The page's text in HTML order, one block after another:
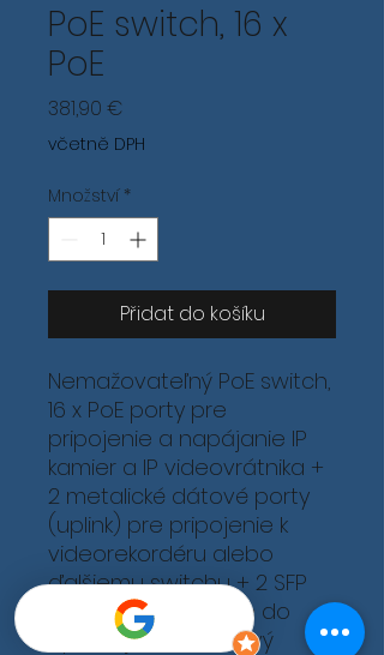
PoE switch, 16 x
PoE
381,90 €
včetně DPH
Množství *
Přidat do košíku
Nemažovateľný PoE switch,
16 x PoE porty pre
pripojenie a napájanie IP
kamier a IP videovrátnika +
2 metalické dátové porty
(uplink) pre pripojenie k
videorekordéru alebo
ďalšiemu switchu + 2 SFP
porty pre pripojenie do
optickej siete, celkový